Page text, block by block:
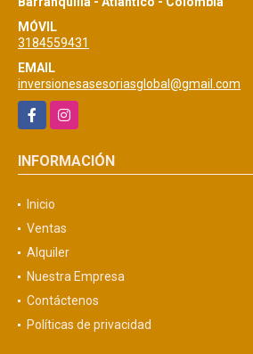
MÓVIL
3184559431
EMAIL
inversionesasesoriasglobal@gmail.com
FacebookInstagram
INFORMACIÓN
Inicio
Ventas
Alquiler
Nuestra Empresa
Contáctenos
Políticas de privacidad